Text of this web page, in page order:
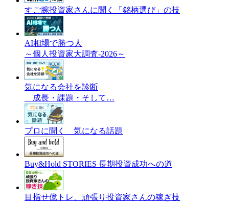
すご腕投資家さんに聞く「銘柄選び」の技
AI相場で勝つ人
～個人投資家大調査-2026～
気になる会社を診断
成長・課題・そして…
プロに聞く 気になる話題
Buy&Hold STORIES 長期投資成功への道
目指せ億トレ、頑張り投資家さんの稼ぎ技